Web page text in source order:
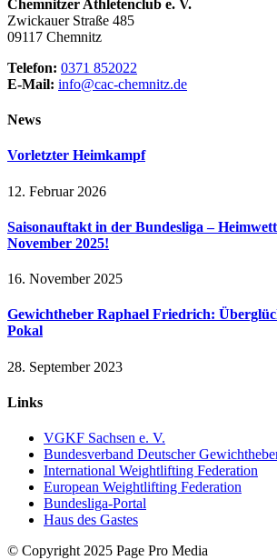
Chemnitzer Athletenclub e. V.
Zwickauer Straße 485
09117 Chemnitz
Telefon: 0371 852022
E-Mail: info@cac-chemnitz.de
News
Vorletzter Heimkampf
12. Februar 2026
Saisonauftakt in der Bundesliga –
November 2025!
16. November 2025
Gewichtheber Raphael Friedrich:
Pokal
28. September 2023
Links
VGKF Sachsen e. V.
Bundesverband Deutscher
International Weightlifting Federation
European Weightlifting Federation
Bundesliga-Portal
Haus des Gastes
© Copyright 2025 Page Pro Media